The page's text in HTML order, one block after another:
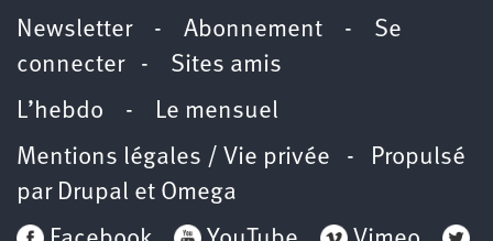
Newsletter- Abonnement - Se
connecter- Sites amis
L’hebdo - Le mensuel
Mentions légales / Vie privée - Propulsé
par Drupal et Omega